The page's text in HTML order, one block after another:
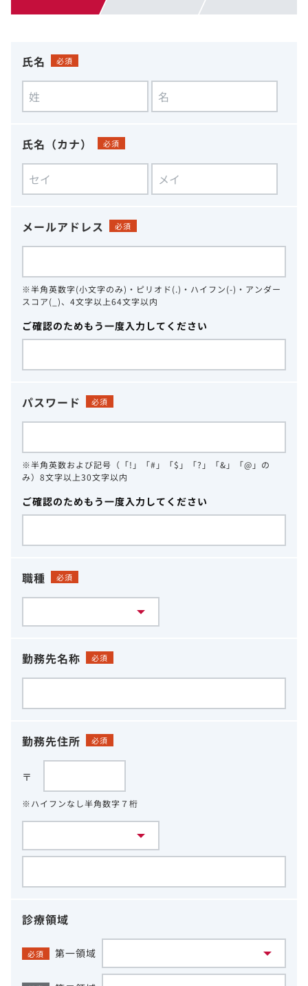
氏名 必須
氏名（カナ） 必須
メールアドレス 必須
※半角英数字(小文字のみ)・ピリオド(.)・ハイフン(-)・アンダー
スコア(_)、4文字以上64文字以内
ご確認のためもう一度入力してください
パスワード 必須
※半角英数および記号（「!」「#」「$」「?」「&」「@」の
み）8文字以上30文字以内
ご確認のためもう一度入力してください
職種 必須
勤務先名称 必須
勤務先住所 必須
〒
※ハイフンなし半角数字７桁
診療領域
必須 第一領域